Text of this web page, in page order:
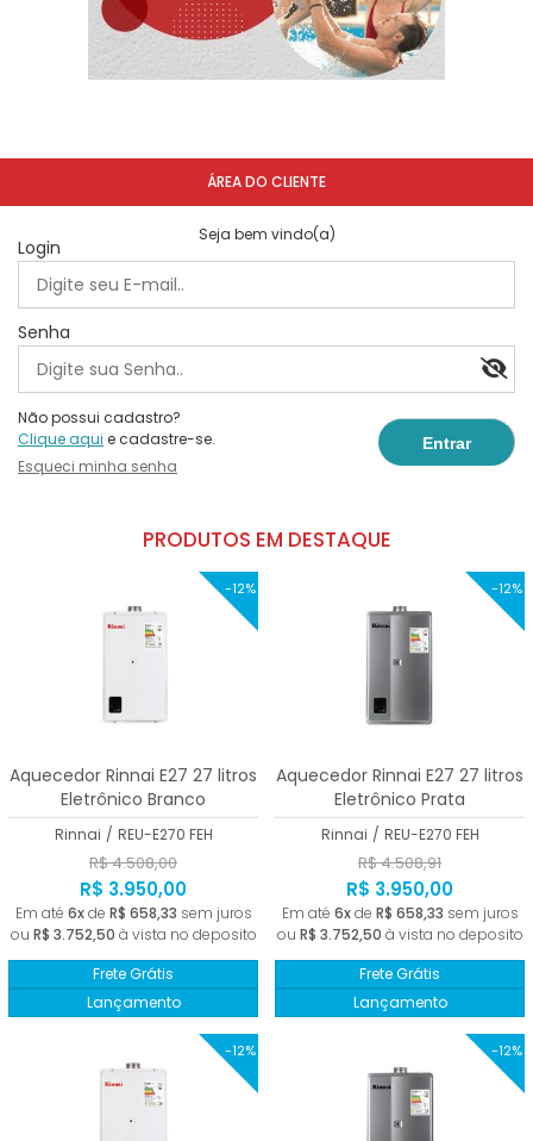
ÁREA DO CLIENTE
Seja bem vindo(a)
Login
Senha
Não possui cadastro?
Clique aqui e cadastre-se.
Esqueci minha senha
PRODUTOS EM DESTAQUE
-12%
Aquecedor Rinnai E27 27 litros
Eletrônico Branco
Rinnai / REU-E270 FEH
R$ 4.508,00
R$ 3.950,00
Em até 6xde R$ 658,33 sem juros
ou R$ 3.752,50 à vista no deposito
Frete Grátis
Lançamento
-12%
Aquecedor Rinnai E27 27 litros
Eletrônico Prata
Rinnai / REU-E270 FEH
R$ 4.508,91
R$ 3.950,00
Em até 6xde R$ 658,33 sem juros
ou R$ 3.752,50 à vista no deposito
Frete Grátis
Lançamento
-12% -12%